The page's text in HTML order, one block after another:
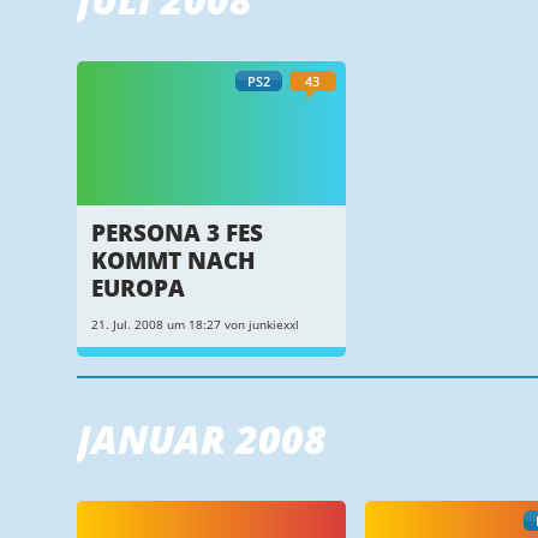
PS2 43
PERSONA 3 FES
KOMMT NACH
EUROPA
21. Jul. 2008 um 18:27 von junkiexxl
JANUAR 2008